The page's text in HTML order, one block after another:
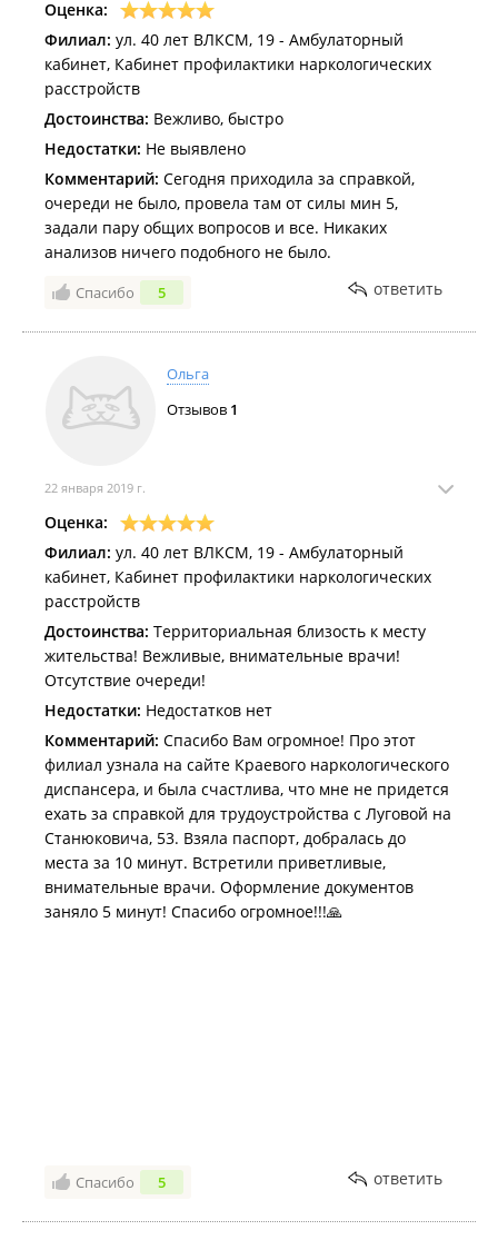
Оценка:
Филиал: ул. 40 лет ВЛКСМ, 19 - Амбулаторный
кабинет, Кабинет профилактики наркологических
расстройств
Достоинства: Вежливо, быстро
Недостатки: Не выявлено
Комментарий: Сегодня приходила за справкой,
очереди не было, провела там от силы мин 5,
задали пару общих вопросов и все. Никаких
анализов ничего подобного не было.
Спасибо 5 ответить
Ольга
Отзывов 1
22 января 2019 г.
Оценка:
Филиал: ул. 40 лет ВЛКСМ, 19 - Амбулаторный
кабинет, Кабинет профилактики наркологических
расстройств
Достоинства: Территориальная близость к месту
жительства! Вежливые, внимательные врачи!
Отсутствие очереди!
Недостатки: Недостатков нет
Комментарий: Спасибо Вам огромное! Про этот
филиал узнала на сайте Краевого наркологического
диспансера, и была счастлива, что мне не придется
ехать за справкой для трудоустройства с Луговой на
Станюковича, 53. Взяла паспорт, добралась до
места за 10 минут. Встретили приветливые,
внимательные врачи. Оформление документов
заняло 5 минут! Спасибо огромное!!!🙏
Спасибо 5 ответить